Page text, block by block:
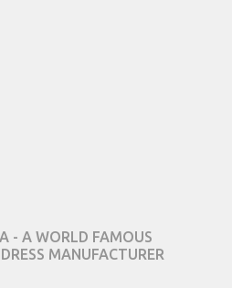
- A WORLD FAMOUS
MANUFACTURER